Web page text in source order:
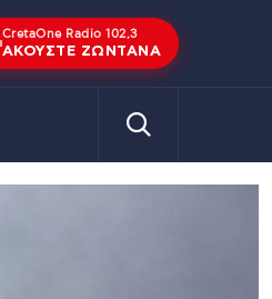
CretaOne Radio 102,3
ΑΚΟΎΣΤΕ ΖΩΝΤΑΝΆ